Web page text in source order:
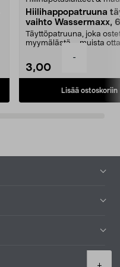
-
+
Hiilihappopatruuna
vaihto Wassermaxx,
Täyttöpatruuna, joka
myymälästä – muista
3,00
Lisää ostoskoriin